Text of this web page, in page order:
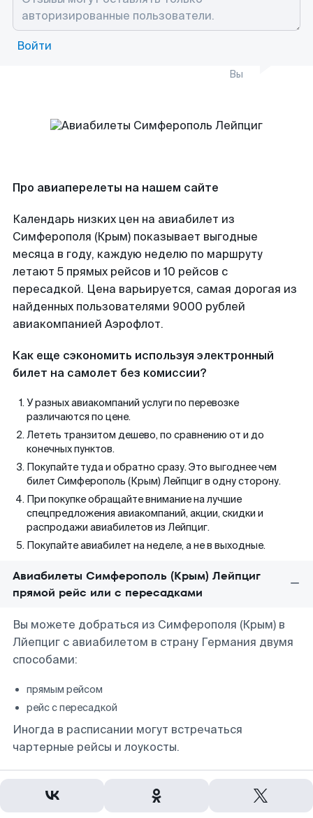
Войти
Вы
Про авиаперелеты на нашем сайте
Календарь низких цен на авиабилет из
Симферополя (Крым) показывает выгодные
месяца в году, каждую неделю по маршруту
летают 5 прямых рейсов и 10 рейсов с
пересадкой. Цена варьируется, самая дорогая из
найденных пользователями 9000 рублей
авиакомпанией Аэрофлот.
Как еще сэкономить используя электронный
билет на самолет без комиссии?
У разных авиакомпаний услуги по перевозке
различаются по цене.
Лететь транзитом дешево, по сравнению от и до
конечных пунктов.
Покупайте туда и обратно сразу. Это выгоднее чем
билет Симферополь (Крым) Лейпциг в одну сторону.
При покупке обращайте внимание на лучшие
спецпредложения авиакомпаний, акции, скидки и
распродажи авиабилетов из Лейпциг.
Покупайте авиабилет на неделе, а не в выходные.
Авиабилеты Симферополь (Крым) Лейпциг
прямой рейс или с пересадками
Вы можете добраться из Симферополя (Крым) в
Лйепциг с авиабилетом в страну Германия двумя
способами:
прямым рейсом
рейс с пересадкой
Иногда в расписании могут встречаться
чартерные рейсы и лоукосты.